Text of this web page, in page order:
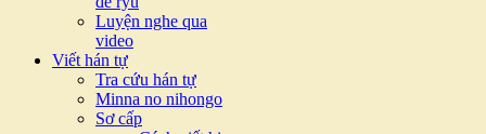
Luyện nghe qua
video
Viết hán tự
Tra cứu hán tự
Minna no nihongo
Sơ cấp